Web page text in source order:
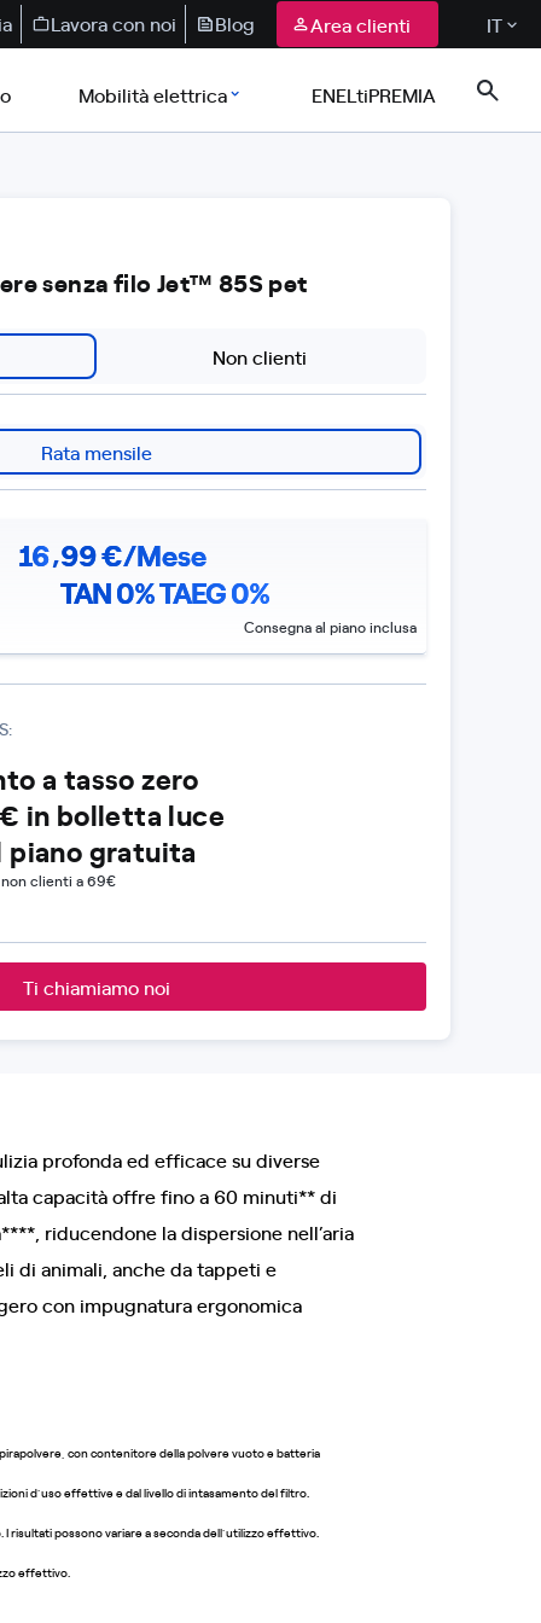
Lavora con noi Blog Area clienti IT
Mobilità elettrica ENELtiPREMIA
senza filo Jet™ 85S pet
Non clienti
Rata mensile
16,99€/Mese
TAN 0% TAEG 0%
Consegna al piano inclusa
a tasso zero
in bolletta luce
piano gratuita
non clienti a 69€
Ti chiamiamo noi
profonda ed efficace su diverse
capacità offre fino a 60 minuti** di
riducendone la dispersione nell’aria
di animali, anche da tappeti e
con impugnatura ergonomica
con contenitore della polvere vuoto e batteria
d’uso effettive e dal livello di intasamento del filtro.
risultati possono variare a seconda dell’utilizzo effettivo.
effettivo.